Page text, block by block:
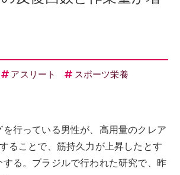
アスリート
スポーツ栄養
行っている男性が、高用量のクレア
ることで、筋持久力が上昇したとす
する。ブラジルで行われた研究で、昨